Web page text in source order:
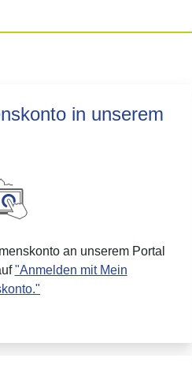
in unserem
an unserem Portal
"Anmelden mit Mein